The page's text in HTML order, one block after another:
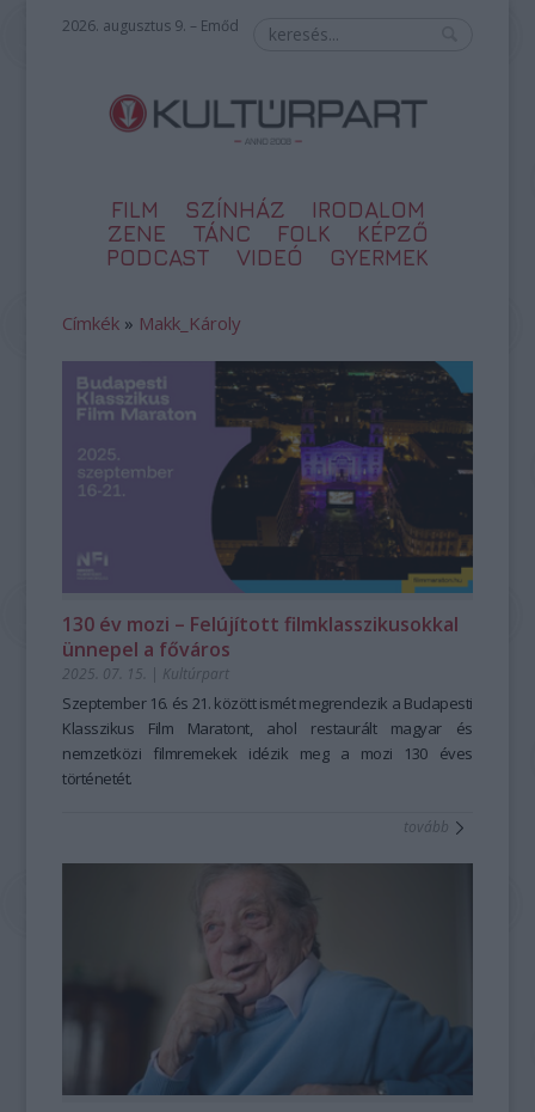
2026. augusztus 9. – Emőd
FILM SZÍNHÁZ
IRODALOM
ZENE
TÁNC FOLK
KÉPZŐ
PODCAST
VIDEÓ GYERMEK
Címkék » Makk_Károly
130 év mozi – Felújított filmklasszikusokkal
ünnepel a főváros
2025. 07. 15. | Kultúrpart
Szeptember 16. és 21. között ismét megrendezik a Budapesti
Klasszikus Film Maratont, ahol restaurált magyar és
nemzetközi filmremekek idézik meg a mozi 130 éves
történetét.
tovább